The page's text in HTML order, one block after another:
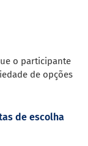
o participante
de opções
de escolha